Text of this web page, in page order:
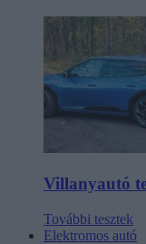
Villanyautó
További tesztek
Elektromos autó